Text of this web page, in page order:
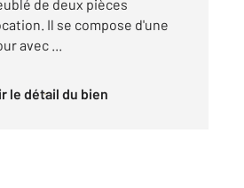
de deux pièces
Il se compose d'une
avec ...
le détail du bien